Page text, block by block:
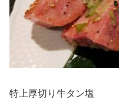
特上厚切り牛タン塩